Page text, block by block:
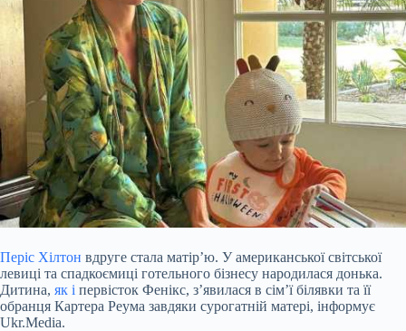
Періс Хілтон вдруге стала матір’ю. У американської світської
левиці та спадкоємиці готельного бізнесу народилася донька.
Дитина, як і первісток Фенікс, з’явилася в сім’ї білявки та її
обранця Картера Реума завдяки сурогатній матері, інформує
Ukr.Media.